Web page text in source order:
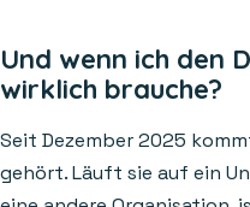
Und wenn ich den
wirklich brauche?
Seit Dezember 2025
gehört. Läuft sie auf ein